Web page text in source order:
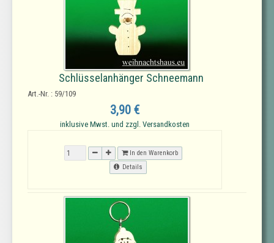
Schlüsselanhänger Schneemann
Art.-Nr. : 59/109
3,90 €
inklusive Mwst. und zzgl. Versandkosten
In den Warenkorb
Details